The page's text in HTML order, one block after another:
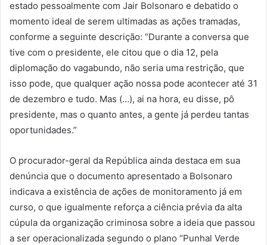
estado pessoalmente com Jair Bolsonaro e debatido o
momento ideal de serem ultimadas as ações tramadas,
conforme a seguinte descrição: “Durante a conversa que
tive com o presidente, ele citou que o dia 12, pela
diplomação do vagabundo, não seria uma restrição, que
isso pode, que qualquer ação nossa pode acontecer até 31
de dezembro e tudo. Mas (…), ai na hora, eu disse, pô
presidente, mas o quanto antes, a gente já perdeu tantas
oportunidades.”
O procurador-geral da República ainda destaca em sua
denúncia que o documento apresentado a Bolsonaro
indicava a existência de ações de monitoramento já em
curso, o que igualmente reforça a ciência prévia da alta
cúpula da organização criminosa sobre a ideia que passou
a ser operacionalizada segundo o plano “Punhal Verde